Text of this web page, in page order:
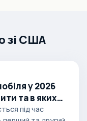
зі США
у 2026
та в яких
під час